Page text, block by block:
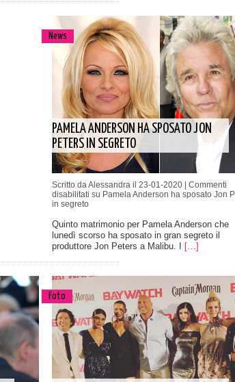
News
PAMELA ANDERSON HA SPOSATO JON
PETERS IN SEGRETO
Scritto da Alessandra il 23-01-2020 | Commenti
disabilitati su Pamela Anderson ha sposato Jon
in segreto
Quinto matrimonio per Pamela Anderson che
lunedì scorso ha sposato in gran segreto il
produttore Jon Peters a Malibu. I
[…]
Foto